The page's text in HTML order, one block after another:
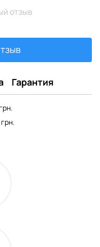
отзыв
Гарантия